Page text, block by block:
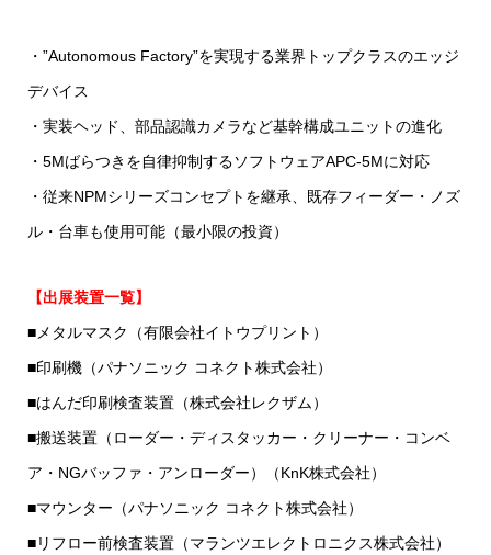
・”Autonomous Factory”を実現する業界トップクラスのエッジ
デバイス
・実装ヘッド、部品認識カメラなど基幹構成ユニットの進化
・5Mばらつきを自律抑制するソフトウェアAPC-5Mに対応
・従来NPMシリーズコンセプトを継承、既存フィーダー・ノズ
ル・台車も使用可能（最小限の投資）
【出展装置一覧】
■メタルマスク（有限会社イトウプリント）
■印刷機（パナソニック コネクト株式会社）
■はんだ印刷検査装置（株式会社レクザム）
■搬送装置（ローダー・ディスタッカー・クリーナー・コンベ
ア・NGバッファ・アンローダー）（KnK株式会社）
■マウンター（パナソニック コネクト株式会社）
■リフロー前検査装置（マランツエレクトロニクス株式会社）